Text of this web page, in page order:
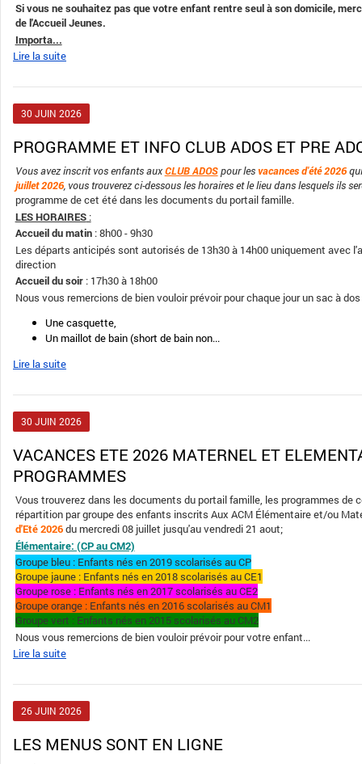
Si vous ne souhaitez pas que votre enfant rentre seul à son domicile,
de l'Accueil Jeunes.
Importa...
Lire la suite
30 JUIN 2026
PROGRAMME ET INFO CLUB ADOS ET PRE
Vous avez inscrit vos enfants auxCLUB ADOSpour lesvacances d'été 2026
juillet 2026, vous trouverez ci-dessous les horaires et le lieu dans lesquels ils
programme de cet été dans les documents du portail famille.
LES HORAIRES:
Accueil du matin: 8h00 - 9h30
Les départs anticipés sont autorisés de 13h30 à 14h00 uniquement avec
direction
Accueil du soir: 17h30 à 18h00
Nous vous remercions de bien vouloir prévoir pour chaque jour un sac à
Une casquette,
Un maillot de bain (short de bain non...
Lire la suite
30 JUIN 2026
VACANCES ETE 2026 MATERNEL ET ELEMENTAIRE INFOS ET
PROGRAMMES
Vous trouverez dans les documents du portail famille, les programmes de
répartition par groupe des enfants inscrits Aux ACM Élémentaire et/ou
d'Eté 2026du mercredi 08 juillet jusqu'au vendredi 21 aout;
Élémentaire: (CP au CM2)
Groupe bleu : Enfants nés en 2019 scolarisés au CP
Groupe jaune : Enfants nés en 2018 scolarisés au CE1
Groupe rose : Enfants nés en 2017 scolarisés au CE2
Groupe orange : Enfants nés en 2016 scolarisés au CM1
Groupe vert : Enfants nés en 2015 scolarisés au CM2
Nous vous remercions de bien vouloir prévoir pour votre enfant...
Lire la suite
26JUIN 2026
LES MENUS SONT EN LIGNE